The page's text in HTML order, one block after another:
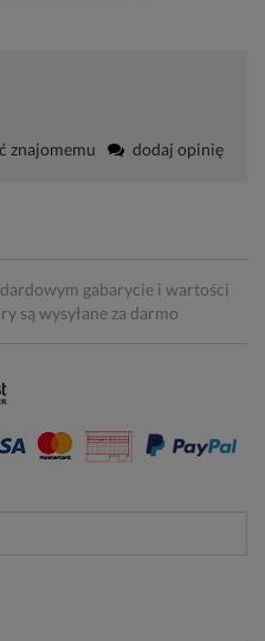
znajomemu dodaj opinię
gabarycie i wartości
są wysyłane za darmo